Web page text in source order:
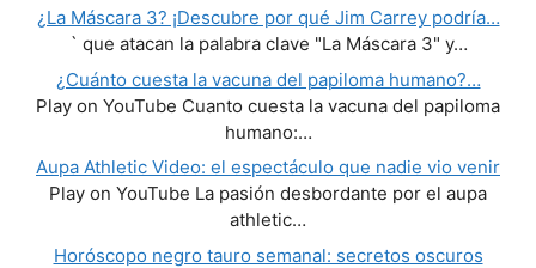
¿La Máscara 3? ¡Descubre por qué Jim Carrey podría…
` que atacan la palabra clave "La Máscara 3" y…
¿Cuánto cuesta la vacuna del papiloma humano?…
Play on YouTube Cuanto cuesta la vacuna del papiloma
humano:…
Aupa Athletic Video: el espectáculo que nadie vio venir
Play on YouTube La pasión desbordante por el aupa
athletic…
Horóscopo negro tauro semanal: secretos oscuros